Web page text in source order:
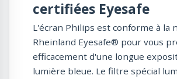
certifiées Eyesafe
L'écran Philips est conforme à la
Rheinland Eyesafe® pour vous
efficacement d'une longue
lumière bleue. Le filtre spécial